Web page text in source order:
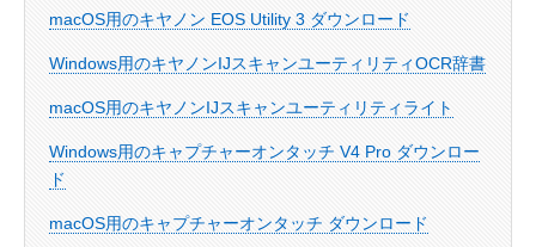
macOS用のキヤノン EOS Utility 3 ダウンロード
Windows用のキヤノンIJスキャンユーティリティOCR辞書
macOS用のキヤノンIJスキャンユーティリティライト
Windows用のキャプチャーオンタッチ V4 Pro ダウンロー
ド
macOS用のキャプチャーオンタッチ ダウンロード